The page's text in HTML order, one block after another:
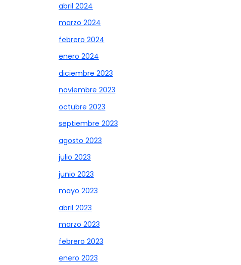
abril 2024
marzo 2024
febrero 2024
enero 2024
diciembre 2023
noviembre 2023
octubre 2023
septiembre 2023
agosto 2023
julio 2023
junio 2023
mayo 2023
abril 2023
marzo 2023
febrero 2023
enero 2023